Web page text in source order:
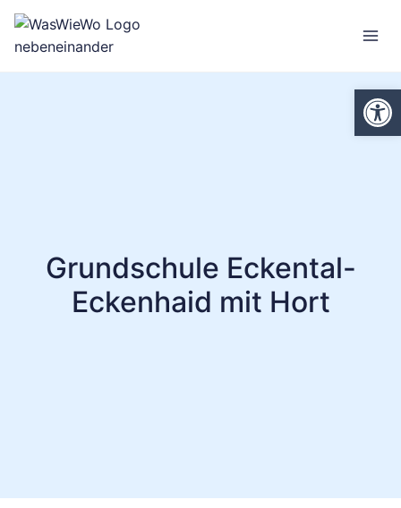
Zum
Inhalt
springen
Grundschule Eckental-
Eckenhaid mit Hort